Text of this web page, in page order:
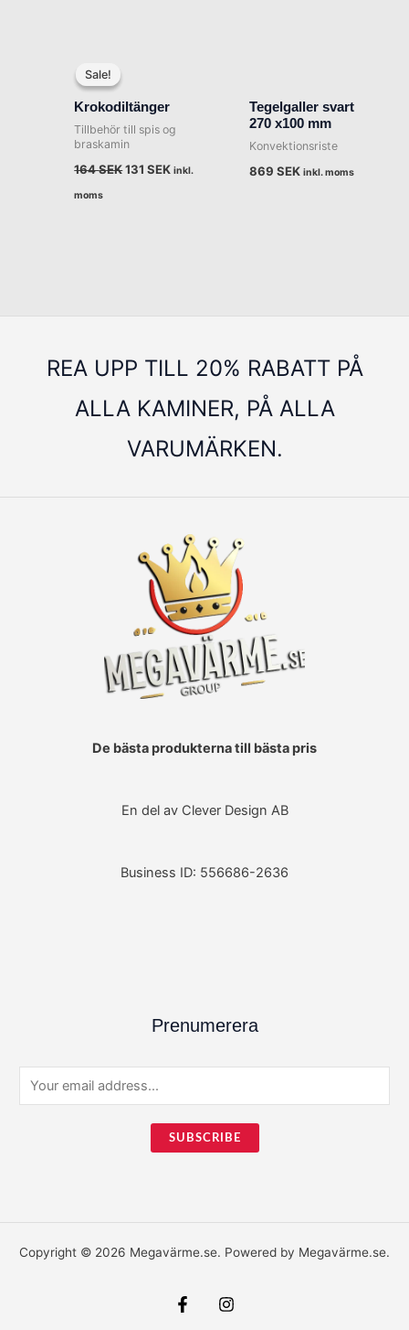
Sale!
Sale!
Krokodiltänger
Tillbehör till spis og
braskamin
164SEK
var:
164 SEK.
131SEK inkl.
moms
Tegelgaller svart
270 x100 mm
Konvektionsriste
869SEK inkl. moms
REA UPP TILL 20% RABATT PÅ
ALLA KAMINER, PÅ ALLA
VARUMÄRKEN.
De bästa produkterna till bästa pris
En del av Clever Design AB
Business ID: 556686-2636
Prenumerera
m
SUBSCRIBE
Copyright © 2026 Megavärme.se. Powered by Megavärme.se.